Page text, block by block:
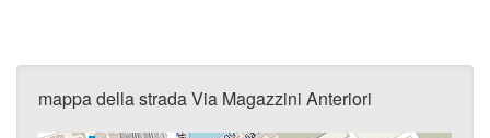
mappa della strada Via Magazzini Anteriori